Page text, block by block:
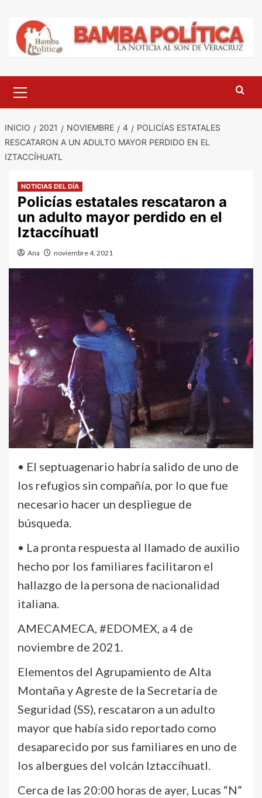
contenido
principal
INICIO 2021 NOVIEMBRE 4
POLICÍAS ESTATALES
RESCATARON A UN ADULTO MAYOR PERDIDO EN EL
IZTACCÍHUATL
NOTICIAS DEL DÍA
Policías estatales rescataron a
un adulto mayor perdido en el
Iztaccíhuatl
Ana noviembre 4, 2021
• El septuagenario habría salido de uno de
los refugios sin compañía, por lo que fue
necesario hacer un despliegue de
búsqueda.
• La pronta respuesta al llamado de auxilio
hecho por los familiares facilitaron el
hallazgo de la persona de nacionalidad
italiana.
AMECAMECA, #EDOMEX, a 4 de
noviembre de 2021.
Elementos del Agrupamiento de Alta
Montaña y Agreste de la Secretaría de
Seguridad (SS), rescataron a un adulto
mayor que había sido reportado como
desaparecido por sus familiares en uno de
los albergues del volcán Iztaccíhuatl.
Cerca de las 20:00 horas de ayer, Lucas “N”